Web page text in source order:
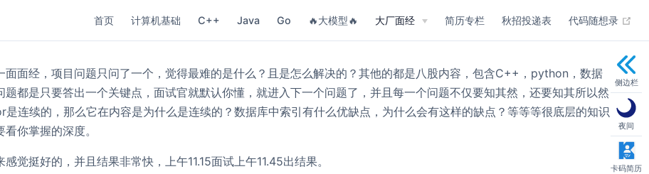
首页 计算机基础 C++ Java Go 🔥大模型🔥 大厂面经 简历专栏 秋招投递表 代码随想录
面面经，项目问题只问了一个，觉得最难的是什么？且是怎么解决的？其他的都是八股内容，包含C++，python，数据
题都是只要答出一个关键点，面试官就默认你懂，就进入下一个问题了，并且每一个问题不仅要知其然，还要知其所以然，
连续的，那么它在内容是为什么是连续的？数据库中索引有什么优缺点，为什么会有这样的缺点？等等等很底层的知识
看你掌握的深度。
感觉挺好的，并且结果非常快，上午11.15面试上午11.45出结果。
侧边栏
夜间
卡码简历